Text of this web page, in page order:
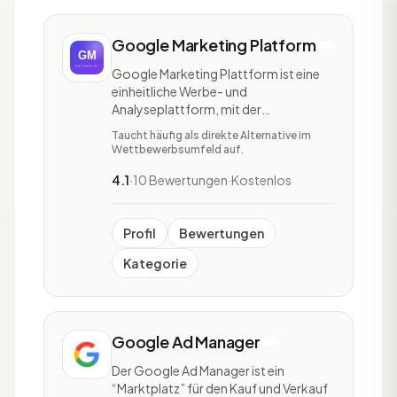
Google Marketing Platform
Google Marketing Plattform ist eine
einheitliche Werbe- und
Analyseplattform, mit der
Benutzer:innen die Möglichkeit haben,
als Team enger zusammenzuarbeiten.
und die Google Analytics 360 Suite
Durch die Google Marketing Platt
Taucht häufig als direkte Alternative im
Wettbewerbsumfeld auf.
4.1·10 Bewertungen·Kostenlos
Profil
Bewertungen
Kategorie
Google Ad Manager
Der Google Ad Manager ist ein
“Marktplatz” für den Kauf und Verkauf